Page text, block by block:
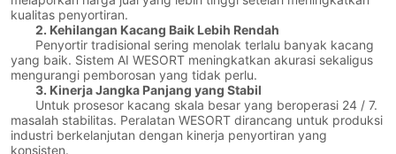
kualitas penyortiran.
2. Kehilangan Kacang Baik Lebih Rendah
Penyortir tradisional sering menolak terlalu banyak kacang
yang baik. Sistem AI WESORT meningkatkan akurasi sekaligus
mengurangi pemborosan yang tidak perlu.
3. Kinerja Jangka Panjang yang Stabil
Untuk prosesor kacang skala besar yang beroperasi 24 / 7.
masalah stabilitas. Peralatan WESORT dirancang untuk produksi
industri berkelanjutan dengan kinerja penyortiran yang
konsisten.